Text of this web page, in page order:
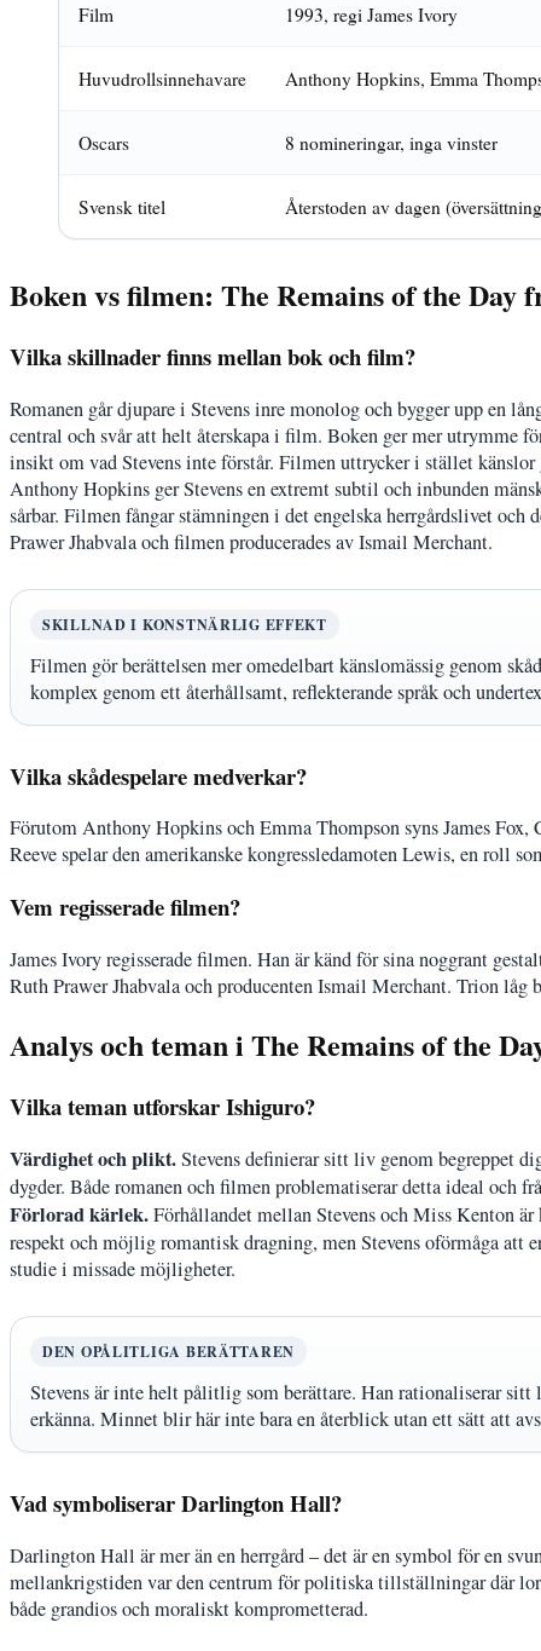
Film 1993, regi James Ivory
Huvudrollsinnehavare Anthony Hopkins, Emma
Oscars 8 nomineringar, inga vinster
Svensk titel Återstoden av dagen
Boken vs filmen: The Remains of the Day
Vilka skillnader finns mellan bok och film?
Romanen går djupare i Stevens inre monolog och bygger upp en
central och svår att helt återskapa i film. Boken ger mer utrymme
insikt om vad Stevens inte förstår. Filmen uttrycker i stället
Anthony Hopkins ger Stevens en extremt subtil och inbunden
sårbar. Filmen fångar stämningen i det engelska herrgårdslivet
Prawer Jhabvala och filmen producerades av Ismail Merchant.
SKILLNAD I KONSTNÄRLIG EFFEKT
Filmen gör berättelsen mer omedelbart känslomässig genom
komplex genom ett återhållsamt, reflekterande språk och
Vilka skådespelare medverkar?
Förutom Anthony Hopkins och Emma Thompson syns James
Reeve spelar den amerikanske kongressledamoten Lewis, en roll
Vem regisserade filmen?
James Ivory regisserade filmen. Han är känd för sina noggrant
Ruth Prawer Jhabvala och producenten Ismail Merchant. Trion
Analys och teman i The Remains of the
Vilka teman utforskar Ishiguro?
Värdighet och plikt.Stevens definierar sitt liv genom begreppet
dygder. Både romanen och filmen problematiserar detta ideal och
Förlorad kärlek.Förhållandet mellan Stevens och Miss Kenton
respekt och möjlig romantisk dragning, men Stevens oförmåga
studie i missade möjligheter.
DEN OPÅLITLIGA BERÄTTAREN
Stevens är inte helt pålitlig som berättare. Han rationaliserar
erkänna. Minnet blir här inte bara en återblick utan ett sätt att
Vad symboliserar Darlington Hall?
Darlington Hall är mer än en herrgård – det är en symbol för en
mellankrigstiden var den centrum för politiska tillställningar där
både grandios och moraliskt komprometterad.